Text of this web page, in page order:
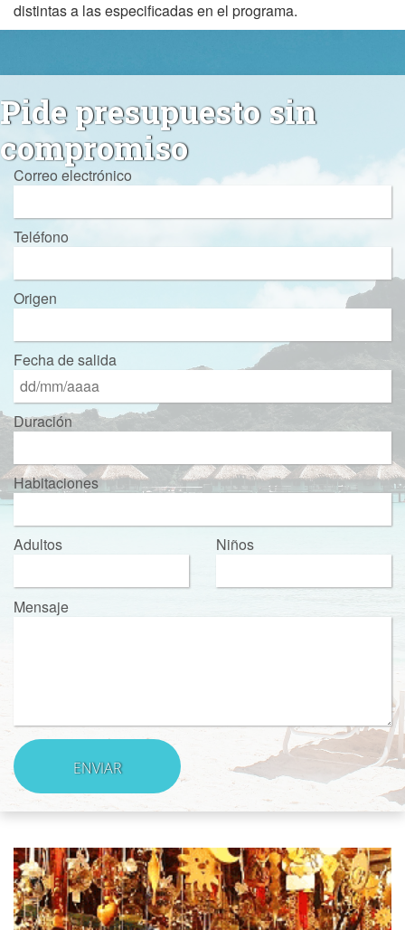
distintas a las especificadas en el programa.
Pide presupuesto sin
compromiso
Correo electrónico
Teléfono
Origen
Fecha de salida
Duración
Habitaciones
Adultos Niños
Mensaje